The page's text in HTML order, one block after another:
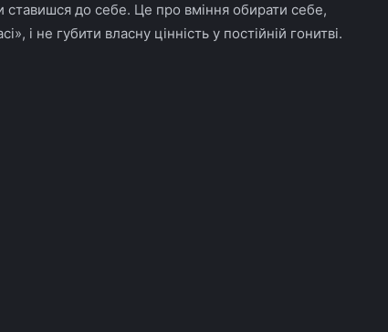
ставишся до себе. Це про вміння обирати себе,
і не губити власну цінність у постійній гонитві.